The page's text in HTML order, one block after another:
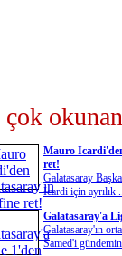
çok
Mauro
ret!
Galatasaray
Icardi için ayrılık
Galatasaray'a
Galatasaray'ın
Samed'i